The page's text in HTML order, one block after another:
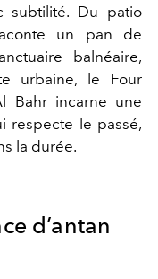
subtilité. Du patio
un pan de
balnéaire,
urbaine, le Four
Bahr incarne une
respecte le passé,
la durée.
d’antan